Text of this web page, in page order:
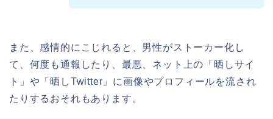
また、感情的にこじれると、男性がストーカー化し
て、何度も通報したり、最悪、ネット上の「晒しサイ
ト」や「晒しTwitter」に画像やプロフィールを流され
たりするおそれもあります。